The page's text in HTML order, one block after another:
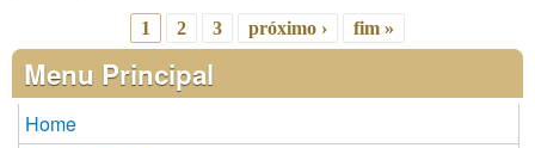
Páginas
1 2 3 próximo › fim »
Menu Principal
Home